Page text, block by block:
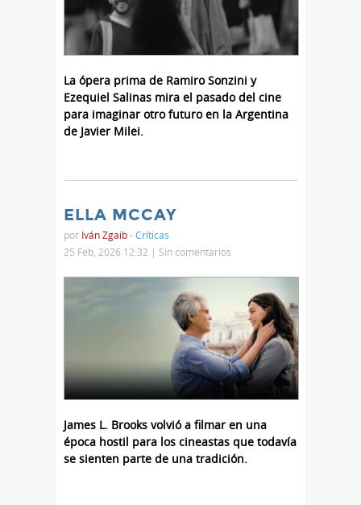
La ópera prima de Ramiro Sonzini y
Ezequiel Salinas mira el pasado del cine
para imaginar otro futuro en la Argentina
de Javier Milei.
ELLA MCCAY
por Iván Zgaib-Críticas
25 Feb, 2026 12:32 | Sin comentarios
James L. Brooks volvió a filmar en una
época hostil para los cineastas que todavía
se sienten parte de una tradición.